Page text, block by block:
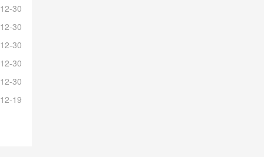
30
30
30
30
30
19